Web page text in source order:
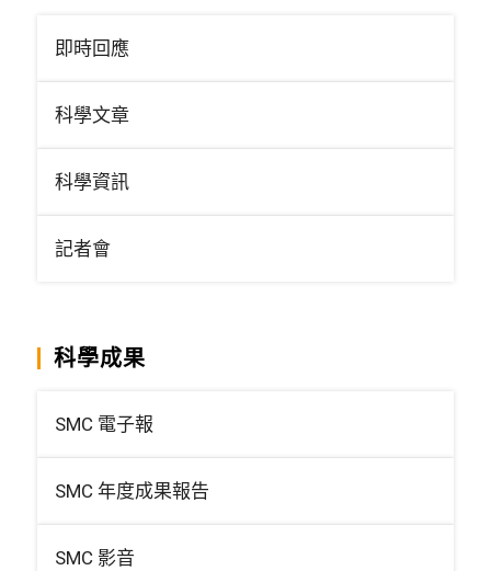
即時回應
科學文章
科學資訊
記者會
科學成果
SMC 電子報
SMC 年度成果報告
SMC 影音